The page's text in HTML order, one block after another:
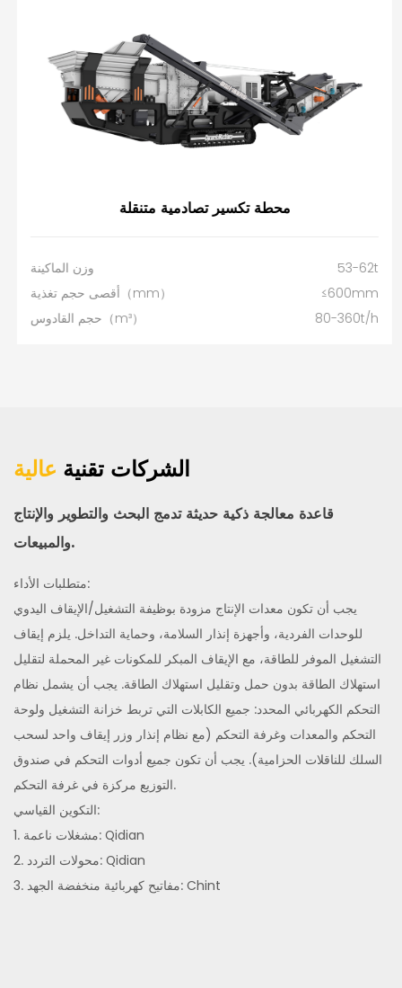
محطة تكسير تصادمية متنقلة
وزن الماكينة
53-62t
أقصى حجم تغذية（mm）
≤600mm
حجم القادوس（m³）
80-360t/h
الشركات تقنية عالية
قاعدة معالجة ذكية حديثة تدمج البحث والتطوير والإنتاج
والمبيعات.
متطلبات الأداء:
يجب أن تكون معدات الإنتاج مزودة بوظيفة التشغيل/الإيقاف اليدوي
للوحدات الفردية، وأجهزة إنذار السلامة، وحماية التداخل. يلزم إيقاف
التشغيل الموفر للطاقة، مع الإيقاف المبكر للمكونات غير المحملة لتقليل
استهلاك الطاقة بدون حمل وتقليل استهلاك الطاقة. يجب أن يشمل نظام
التحكم الكهربائي المحدد: جميع الكابلات التي تربط خزانة التشغيل ولوحة
التحكم والمعدات وغرفة التحكم (مع نظام إنذار وزر إيقاف واحد لسحب
السلك للناقلات الحزامية). يجب أن تكون جميع أدوات التحكم في صندوق
التوزيع مركزة في غرفة التحكم.
التكوين القياسي:
1. مشغلات ناعمة: Qidian
2. محولات التردد: Qidian
3. مفاتيح كهربائية منخفضة الجهد: Chint